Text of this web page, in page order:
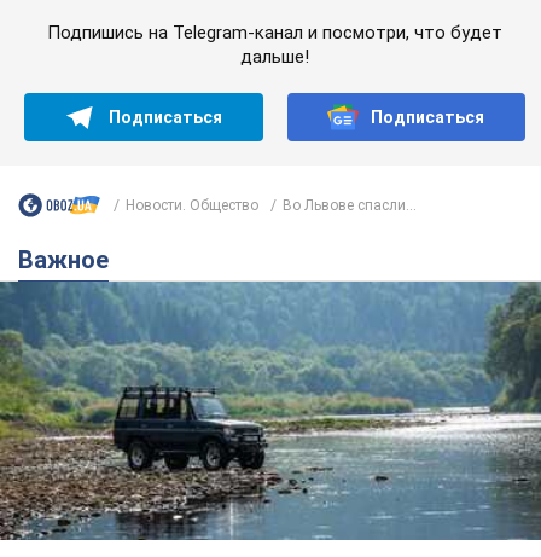
Подпишись на Telegram-канал и посмотри, что будет
дальше!
Подписаться Подписаться
Новости. Общество Во Львове спасли...
Важное